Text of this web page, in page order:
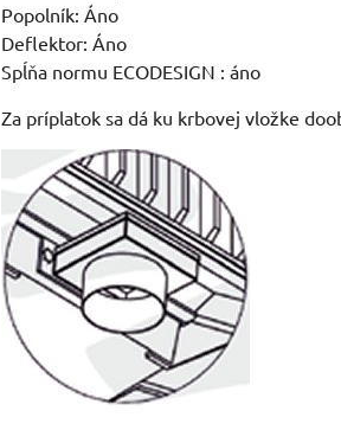
Popolník: Áno
Deflektor: Áno
Spĺňa normu ECODESIGN : áno
Za príplatok sa dá ku krbovej vložke